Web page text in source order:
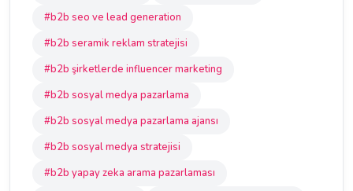
#b2b seo ve lead generation
#b2b seramik reklam stratejisi
#b2b şirketlerde influencer marketing
#b2b sosyal medya pazarlama
#b2b sosyal medya pazarlama ajansı
#b2b sosyal medya stratejisi
#b2b yapay zeka arama pazarlaması